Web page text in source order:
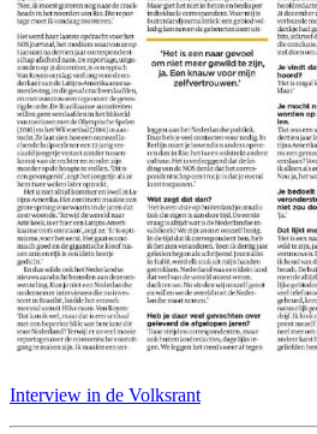
Interview in de Volksrant